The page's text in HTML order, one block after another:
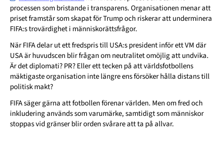
processen som bristande i transparens. Organisationen menar att
priset framstår som skapat för Trump och riskerar att underminera
FIFA:s trovärdighet i människorättsfrågor.
När FIFA delar ut ett fredspris till USA:s president inför ett VM där
USA är huvudscen blir frågan om neutralitet omöjlig att undvika.
Är det diplomati? PR? Eller ett tecken på att världsfotbollens
mäktigaste organisation inte längre ens försöker hålla distans till
politisk makt?
FIFA säger gärna att fotbollen förenar världen. Men om fred och
inkludering används som varumärke, samtidigt som människor
stoppas vid gränser blir orden svårare att ta på allvar.